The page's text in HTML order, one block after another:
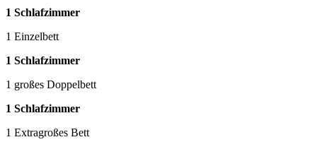
1 Schlafzimmer
1 Einzelbett
1 Schlafzimmer
1 großes Doppelbett
1 Schlafzimmer
1 Extragroßes Bett